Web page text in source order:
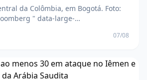
da Colômbia, em Bogotá. Foto:
" data-large-
08/463074286.jpg?
central para conter valo
07/08